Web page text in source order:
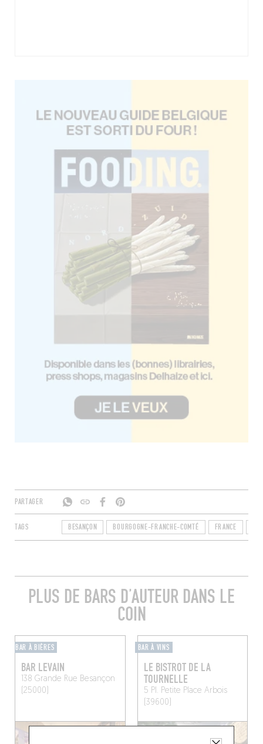
PARTAGER
TAGS BESANÇON BOURGOGNE-FRANCHE-COMTÉ FRANCE
PLUS DE BARS D’AUTEUR DANS LE
COIN
BAR À BIÈRES
BAR LEVAIN
138 Grande Rue Besançon
(25000)
BAR À VINS
LE BISTROT DE LA
TOURNELLE
5 Pl. Petite Place Arbois
(39600)